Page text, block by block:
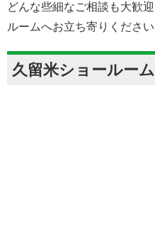
どんな些細なご相談も大歓
ルームへお立ち寄りください
久留米ショールー